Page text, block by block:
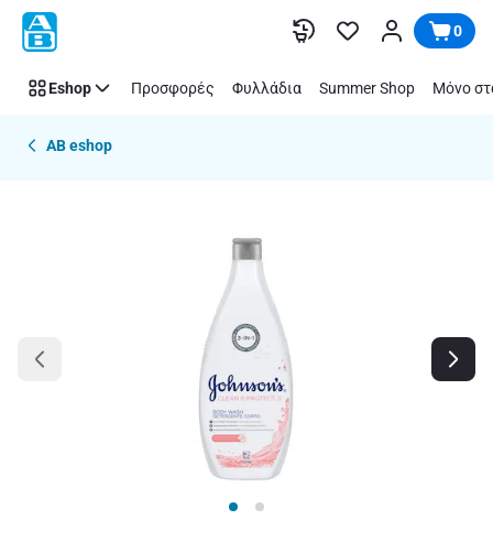
Παράλειψη 0
Eshop Προσφορές Φυλλάδια Summer Shop Μόνο
AB eshop